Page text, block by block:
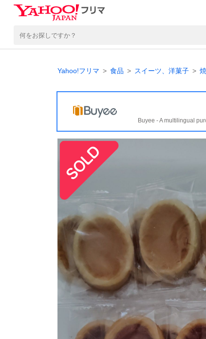
Yahoo!フリマ 食品 スイーツ、洋菓子
Buyee - A multilingual